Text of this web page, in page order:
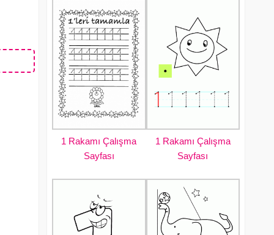
1 Rakamı Çalışma
Sayfası
1 Rakamı Çalışma
Sayfası